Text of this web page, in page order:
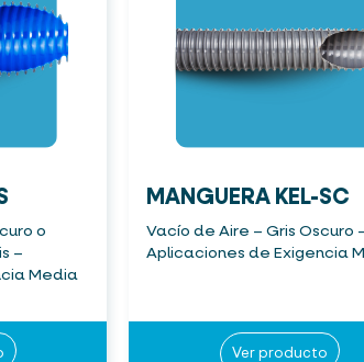
o
–
Media
MANGUERA KEL-SC
Vacío de Aire – Gris Oscuro
Aplicaciones de Exigencia
Ver producto